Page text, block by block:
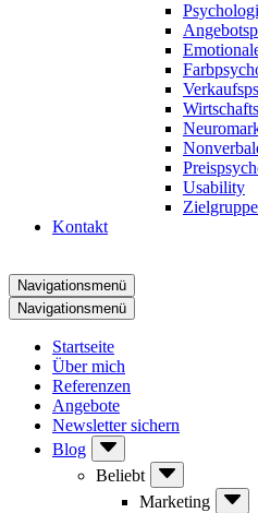
Usability
Kontakt
Navigationsmenü
Navigationsmenü
Startseite
Über mich
Referenzen
Angebote
Newsletter sichern
Blog
Beliebt
Marketing